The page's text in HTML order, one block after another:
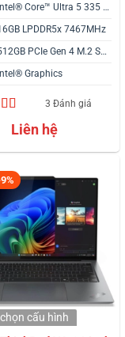
Intel® Core™ Ultra 5 335 vPro
LPDDR5x 7467MHz
512GB PCIe Gen 4 M.2 SSD
Graphics
trên 5
3 Đánh giá
Liên hệ
cấu hình